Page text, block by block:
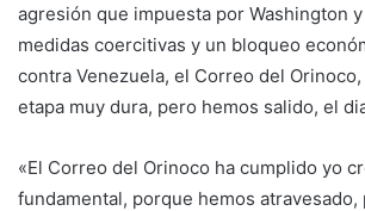
agresión que impuesta por Washington
medidas coercitivas y un bloqueo
contra Venezuela, el Correo del
etapa muy dura, pero hemos salido, el
«El Correo del Orinoco ha cumplido yo
fundamental, porque hemos atravesado,